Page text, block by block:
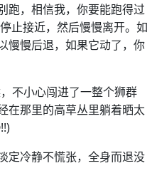
跑，相信我，你要能跑得过
止接近，然后慢慢离开。如
慢慢后退，如果它动了，你
不小心闯进了一整个狮群
在那里的高草丛里躺着晒太
定冷静不慌张，全身而退没